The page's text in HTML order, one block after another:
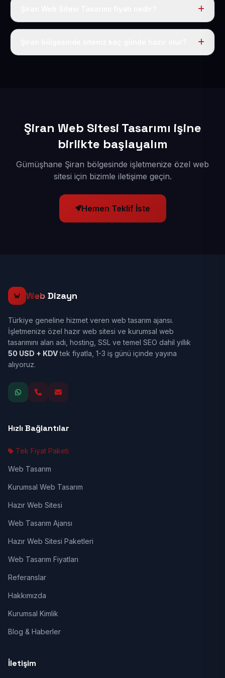
Tek fiyat uygulanır: yıllık 50 USD + KDV. Bu bedele alan
Şiran Web Sitesi Tasarımı işine
birlikte başlayalım
Gümüşhane Şiran bölgesinde işletmenize özel web
sitesi için bizimle iletişime geçin.
Hemen Teklif İste
Web Dizayn
Türkiye geneline hizmet veren web tasarım ajansı.
İşletmenize özel hazır web sitesi ve kurumsal web
tasarımını alan adı, hosting, SSL ve temel SEO dahil yıllık
50 USD + KDVtek fiyatla, 1-3 iş günü içinde yayına
alıyoruz.
Hızlı Bağlantılar
Tek Fiyat Paketi
Web Tasarım
Kurumsal Web Tasarım
Hazır Web Sitesi
Web Tasarım Ajansı
Hazır Web Sitesi Paketleri
Web Tasarım Fiyatları
Referanslar
Hakkımızda
Kurumsal Kimlik
Blog & Haberler
İletişim